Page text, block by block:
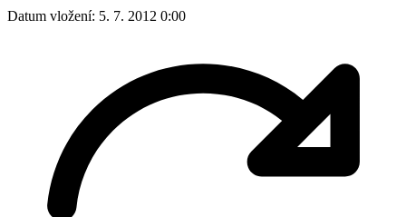
Datum vložení: 5. 7. 2012 0:00